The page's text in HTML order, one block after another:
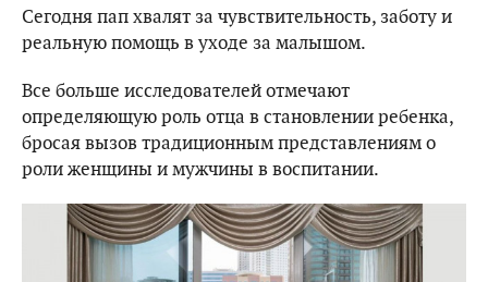
Сегодня пап хвалят за чувствительность, заботу и
реальную помощь в уходе за малышом.
Все больше исследователей отмечают
определяющую роль отца в становлении ребенка,
бросая вызов традиционным представлениям о
роли женщины и мужчины в воспитании.